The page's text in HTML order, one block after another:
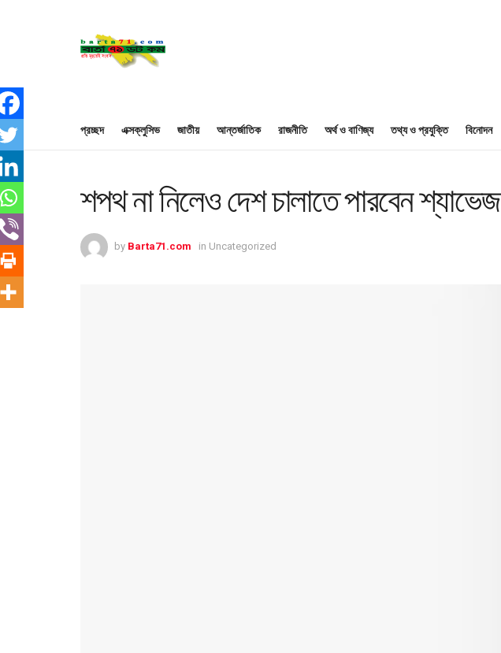
প্রচ্ছদ এক্সক্লুসিভ জাতীয় আন্তর্জাতিক রাজনীতি অর্থ ও বাণিজ্য তথ্য ও প্রযুক্তি বিনোদন
শপথ না নিলেও দেশ চালাতে পারবেন শ্যাভেজ
by Barta71.com in Uncategorized